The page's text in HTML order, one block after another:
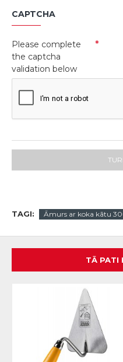
CAPTCHA
Please complete
the captcha
validation below
TAGI: Āmurs ar koka kātu
TĀ PATI